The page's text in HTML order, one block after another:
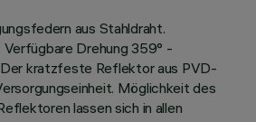
aus Stahldraht.
Drehung 359° -
kratzfeste Reflektor aus PVD-
Möglichkeit des
lassen sich in allen